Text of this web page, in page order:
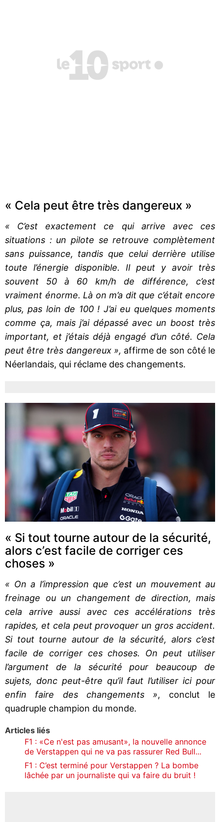
« Cela peut être très dangereux »
« C’est exactement ce qui arrive avec ces
situations : un pilote se retrouve complètement
sans puissance, tandis que celui derrière utilise
toute l’énergie disponible. Il peut y avoir très
souvent 50 à 60 km/h de différence, c’est
vraiment énorme. Là on m’a dit que c’était encore
plus, pas loin de 100 ! J’ai eu quelques moments
comme ça, mais j’ai dépassé avec un boost très
important, et j’étais déjà engagé d’un côté. Cela
peut être très dangereux », affirme de son côté le
Néerlandais, qui réclame des changements.
« Si tout tourne autour de la sécurité,
alors c’est facile de corriger ces
choses »
« On a l’impression que c’est un mouvement au
freinage ou un changement de direction, mais
cela arrive aussi avec ces accélérations très
rapides, et cela peut provoquer un gros accident.
Si tout tourne autour de la sécurité, alors c’est
facile de corriger ces choses. On peut utiliser
l’argument de la sécurité pour beaucoup de
sujets, donc peut-être qu’il faut l’utiliser ici pour
enfin faire des changements », conclut le
quadruple champion du monde.
Articles liés
F1 : «Ce n'est pas amusant», la nouvelle annonce
de Verstappen qui ne va pas rassurer Red Bull...
F1 : C’est terminé pour Verstappen ? La bombe
lâchée par un journaliste qui va faire du bruit !